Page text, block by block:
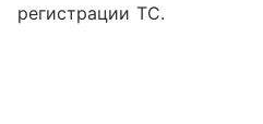
регистрации ТС.